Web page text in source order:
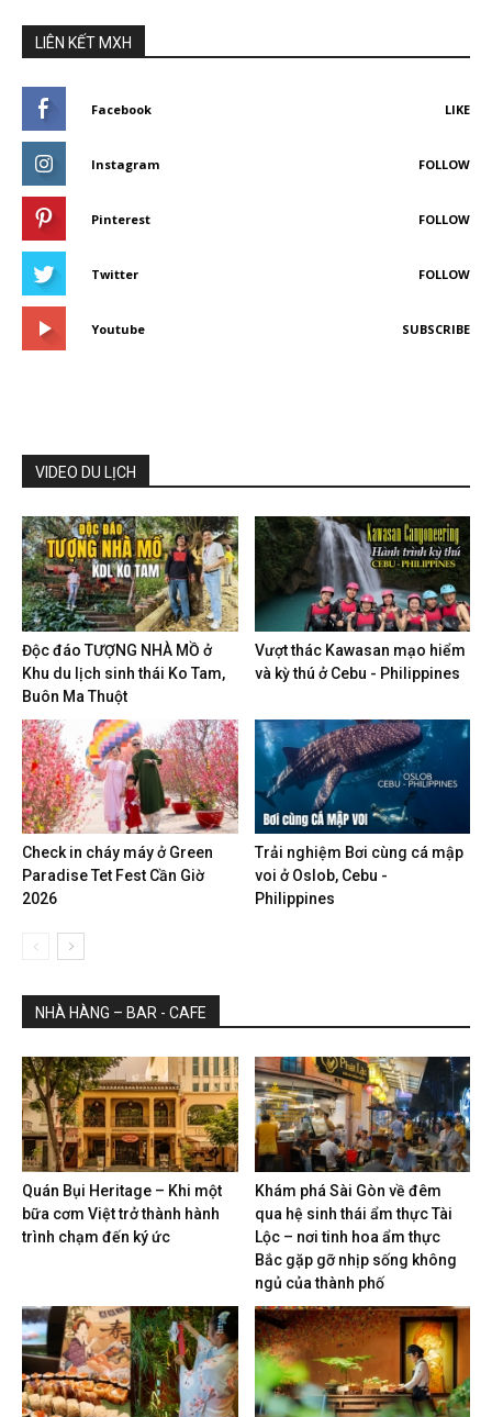
LIÊN KẾT MXH
Facebook LIKE
Instagram FOLLOW
Pinterest FOLLOW
Twitter FOLLOW
Youtube SUBSCRIBE
VIDEO DU LỊCH
Độc đáo TƯỢNG NHÀ MỒ ở
Khu du lịch sinh thái Ko Tam,
Buôn Ma Thuột
Vượt thác Kawasan mạo hiểm
và kỳ thú ở Cebu - Philippines
Check in cháy máy ở Green
Paradise Tet Fest Cần Giờ
2026
Trải nghiệm Bơi cùng cá mập
voi ở Oslob, Cebu -
Philippines
NHÀ HÀNG – BAR - CAFE
Quán Bụi Heritage – Khi một
bữa cơm Việt trở thành hành
trình chạm đến ký ức
Khám phá Sài Gòn về đêm
qua hệ sinh thái ẩm thực Tài
Lộc – nơi tinh hoa ẩm thực
Bắc gặp gỡ nhịp sống không
ngủ của thành phố